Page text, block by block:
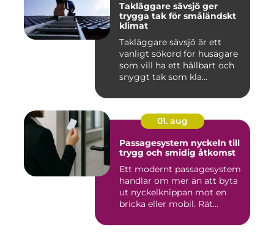
Takläggare sävsjö ger
trygga tak för småländskt
klimat
Takläggare sävsjö är ett
vanligt sökord för husägare
som vill ha ett hållbart och
snyggt tak som kla...
01. aug
Passagesystem nyckeln till
trygg och smidig åtkomst
Ett modernt passagesystem
handlar om mer än att byta
ut nyckelknippan mot en
bricka eller mobil. Rät...